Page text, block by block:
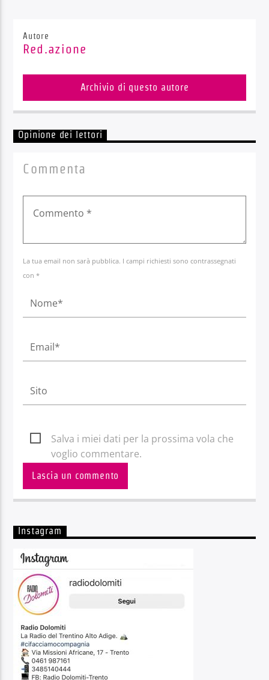
Autore
Red.azione
Archivio di questo autore
Opinione dei lettori
Commenta
La tua email non sarà pubblica. I campi richiesti sono contrassegnati
con *
Salva i miei dati per la prossima vola che
voglio commentare.
Instagram